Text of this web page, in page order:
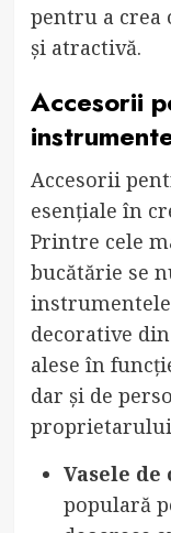
pentru a crea
și atractivă.
Accesorii
Accesorii
esențiale în
Printre cele
bucătărie se
decorative
alese în
dar și de
Vasele
populară